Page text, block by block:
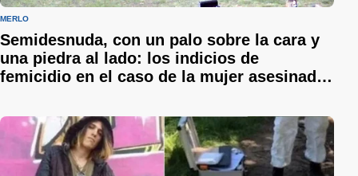
MERLO
Semidesnuda, con un palo sobre la cara y
una piedra al lado: los indicios de
femicidio en el caso de la mujer asesinada